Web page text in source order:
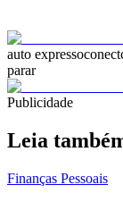
auto expresso
parar
Publicidade
Leia
Finanças Pessoais